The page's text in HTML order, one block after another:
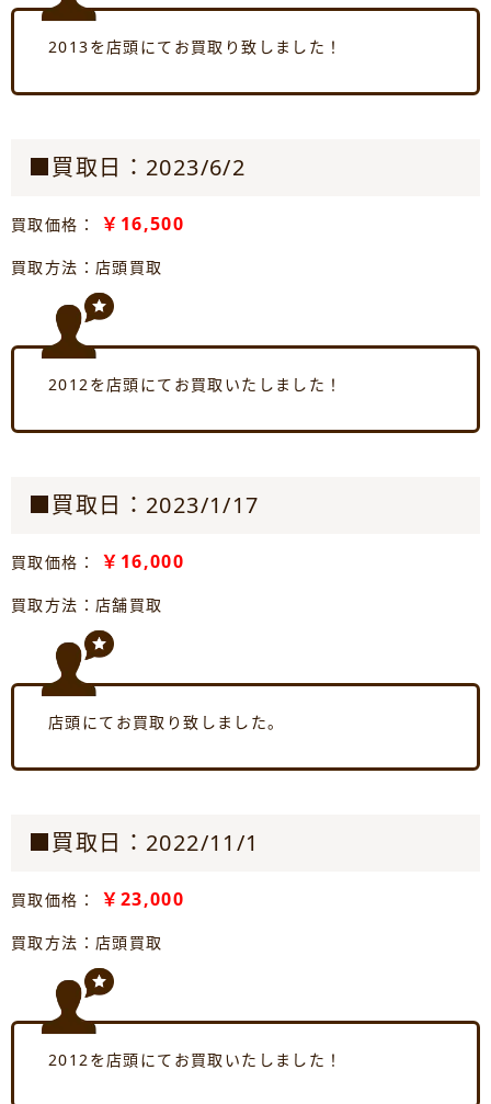
2013を店頭にてお買取り致しました！
■買取日：2023/6/2
買取価格： ￥16,500
買取方法：店頭買取
2012を店頭にてお買取いたしました！
■買取日：2023/1/17
買取価格： ￥16,000
買取方法：店舗買取
店頭にてお買取り致しました。
■買取日：2022/11/1
買取価格： ￥23,000
買取方法：店頭買取
2012を店頭にてお買取いたしました！